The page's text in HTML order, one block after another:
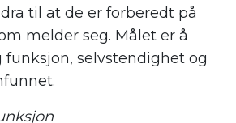
til at de er forberedt på
melder seg. Målet er å
selvstendighet og